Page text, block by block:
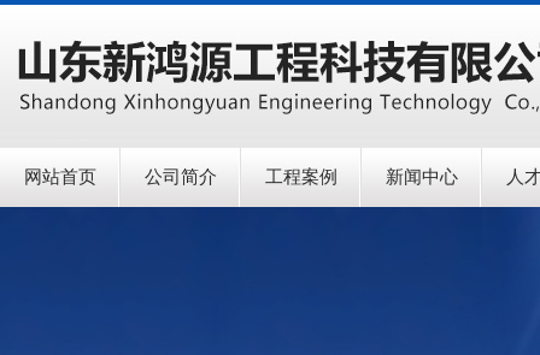
网站首页 公司简介 工程案例 新闻中心 人